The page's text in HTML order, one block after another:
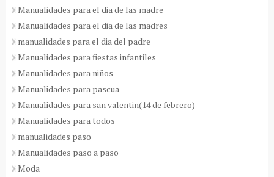
Manualidades para el dia de las madre
Manualidades para el dia de las madres
manualidades para el dia del padre
Manualidades para fiestas infantiles
Manualidades para niños
Manualidades para pascua
Manualidades para san valentin(14 de febrero)
Manualidades para todos
manualidades paso
Manualidades paso a paso
Moda